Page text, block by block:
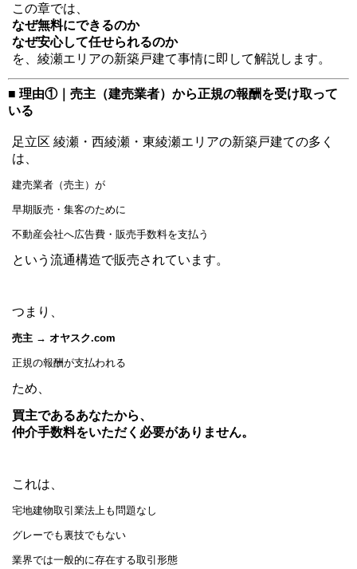
この章では、
なぜ無料にできるのか
なぜ安心して任せられるのか
を、綾瀬エリアの新築戸建て事情に即して解説します。
■ 理由①｜売主（建売業者）から正規の報酬を受け取って
いる
足立区 綾瀬・西綾瀬・東綾瀬エリアの新築戸建ての多く
は、
建売業者（売主）が
早期販売・集客のために
不動産会社へ広告費・販売手数料を支払う
という流通構造で販売されています。
つまり、
売主 → オヤスク.com
正規の報酬が支払われる
ため、
買主であるあなたから、
仲介手数料をいただく必要がありません。
これは、
宅地建物取引業法上も問題なし
グレーでも裏技でもない
業界では一般的に存在する取引形態